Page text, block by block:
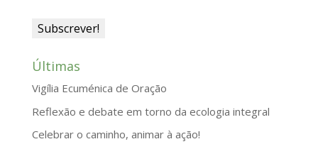
Últimas
Vigília Ecuménica de Oração
Reflexão e debate em torno da ecologia integral
Celebrar o caminho, animar à ação!